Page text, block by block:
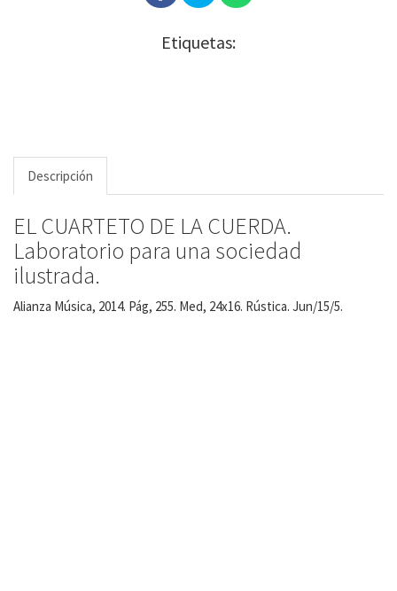
Etiquetas:
Descripción
EL CUARTETO DE LA CUERDA.
Laboratorio para una sociedad
ilustrada.
Alianza Música, 2014. Pág, 255. Med, 24x16. Rústica. Jun/15/5.